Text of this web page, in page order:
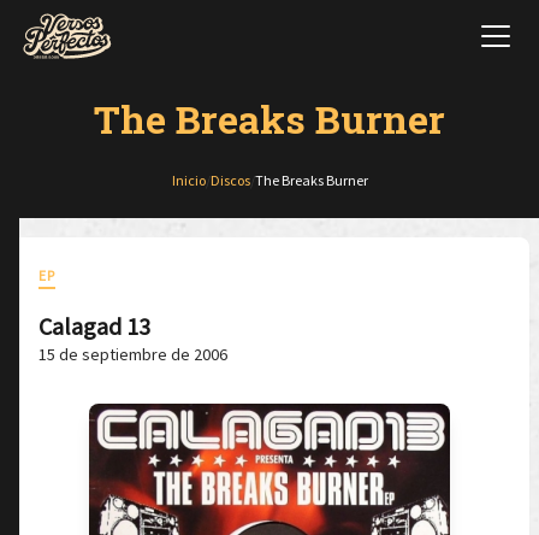
The Breaks Burner
Inicio/ Discos/ The Breaks Burner
EP
Calagad 13
15 de septiembre de 2006